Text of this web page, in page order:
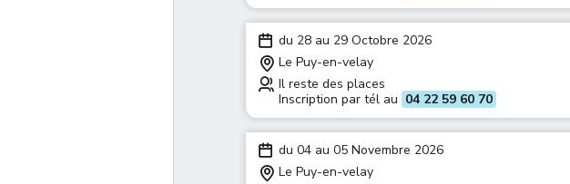
du 28 au 29 Octobre 2026
Le Puy-en-velay
Il reste des places
Inscription par tél au 04 22 59 60 70
du 04 au 05 Novembre 2026
Le Puy-en-velay